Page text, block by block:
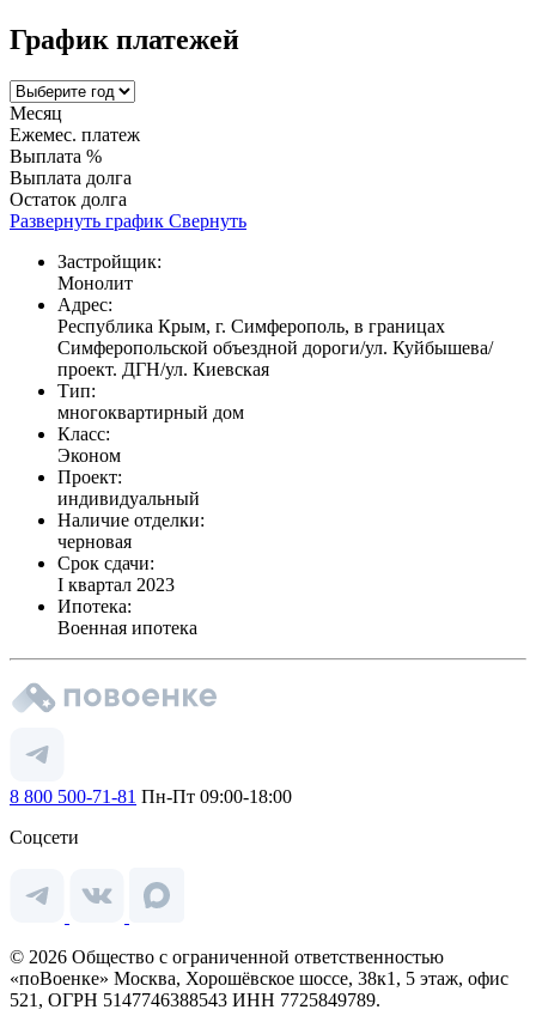
График платежей
Месяц
Ежемес. платеж
Выплата %
Выплата долга
Остаток долга
Развернуть график Свернуть
Застройщик:
Монолит
Адрес:
Республика Крым, г. Симферополь, в границах
Симферопольской объездной дороги/ул. Куйбышева/
проект. ДГН/ул. Киевская
Тип:
многоквартирный дом
Класс:
Эконом
Проект:
индивидуальный
Наличие отделки:
черновая
Срок сдачи:
I квартал 2023
Ипотека:
Военная ипотека
8 800 500-71-81 Пн-Пт 09:00-18:00
Соцсети
© 2026 Общество с ограниченной ответственностью
«поВоенке» Москва, Хорошёвское шоссе, 38к1, 5 этаж, офис
521, ОГРН 5147746388543 ИНН 7725849789.